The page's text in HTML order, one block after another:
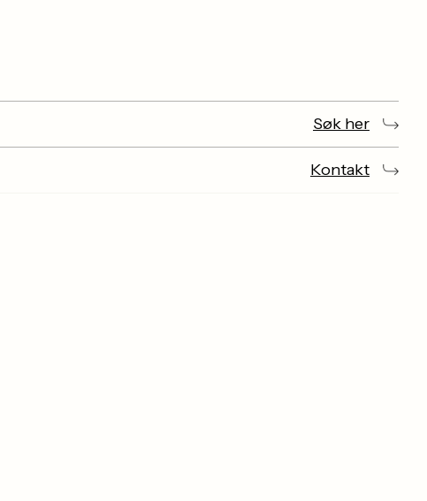
Søk her
Kontakt